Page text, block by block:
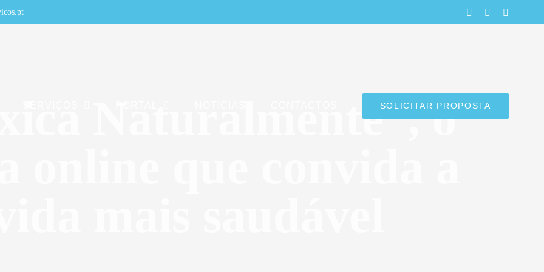
LinkedInFacebook
SOLICITAR PROPOSTA
Naturalmente”, o